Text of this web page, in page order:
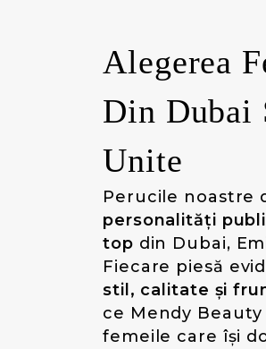
Alegerea
Din Dubai
Unite
Perucile noastre
personalități
top din Dubai,
Fiecare piesă
stil, calitate și
ce Mendy
femeile care își